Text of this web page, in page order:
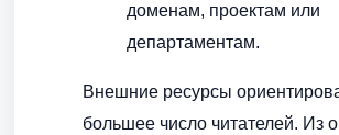
доменам, проектам или
департаментам.
Внешние ресурсы
большее число читателей. Из